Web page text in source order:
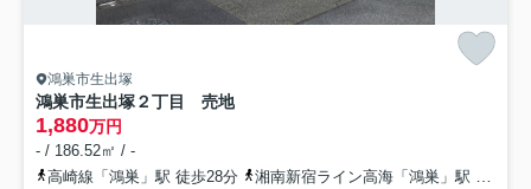
鴻巣市生出塚
鴻巣市生出塚２丁目 売地
1,880万円
- / 186.52㎡ / -
高崎線「鴻巣」駅 徒歩28分
湘南新宿ライン高海「鴻巣」駅 徒歩28分